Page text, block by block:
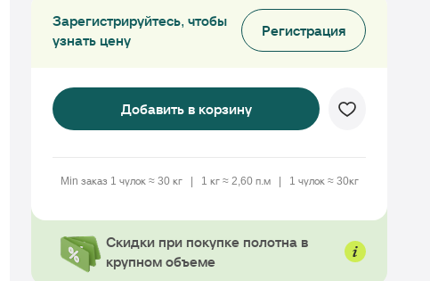
Зарегистрируйтесь, чтобы
узнать цену
Регистрация
Добавить в корзину
Min заказ 1 чулок ≈ 30 кг 1 кг ≈ 2,60 п.м 1 чулок ≈ 30кг
Скидки при покупке полотна в
крупном объеме